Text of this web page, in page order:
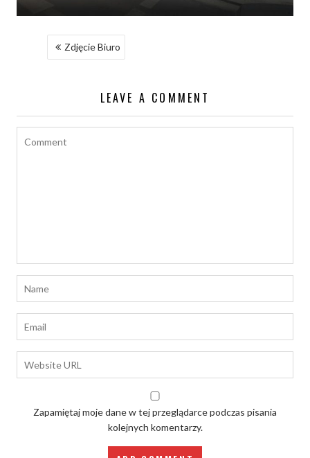
NAWIGACJA
Zdjęcie Biuro
LEAVE A COMMENT
Zapamiętaj moje dane w tej przeglądarce podczas pisania
kolejnych komentarzy.